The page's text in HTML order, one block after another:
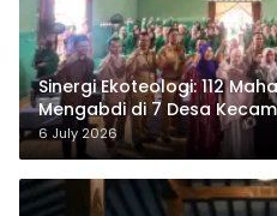
‎Sinergi Ekoteologi: 112
Mengabdi di 7 Desa
6 July 2026